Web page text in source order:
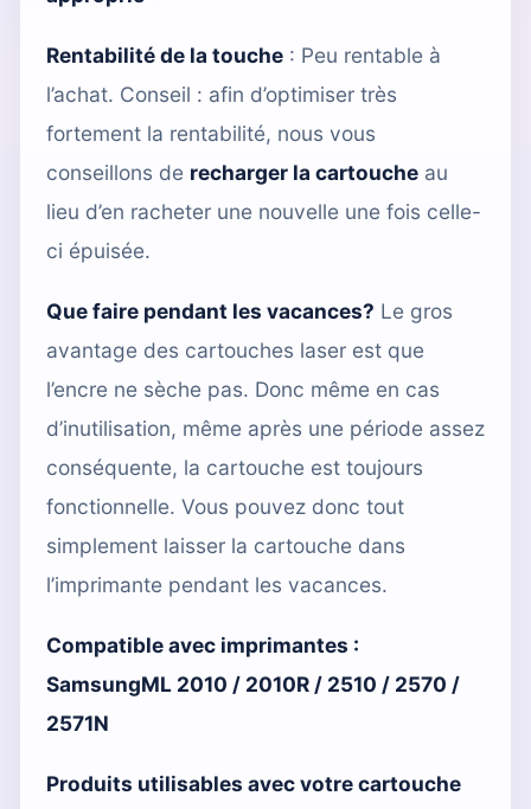
Rentabilité de la touche : Peu rentable à
l’achat. Conseil : afin d’optimiser très
fortement la rentabilité, nous vous
conseillons de recharger la cartouche au
lieu d’en racheter une nouvelle une fois celle-
ci épuisée.
Que faire pendant les vacances? Le gros
avantage des cartouches laser est que
l’encre ne sèche pas. Donc même en cas
d’inutilisation, même après une période assez
conséquente, la cartouche est toujours
fonctionnelle. Vous pouvez donc tout
simplement laisser la cartouche dans
l’imprimante pendant les vacances.
Compatible avec imprimantes :
SamsungML 2010 / 2010R / 2510 / 2570 /
2571N
Produits utilisables avec votre cartouche